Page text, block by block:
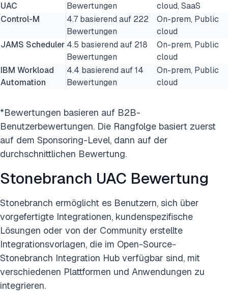
UAC
Bewertungen
cloud, SaaS
Control-M
4.7 basierend auf 222
Bewertungen
On-prem, Public
cloud
JAMS Scheduler 4.5 basierend auf 218
Bewertungen
On-prem, Public
cloud
IBM Workload
Automation
4.4 basierend auf 14
Bewertungen
On-prem, Public
cloud
*Bewertungen basieren auf B2B-
Benutzerbewertungen. Die Rangfolge basiert zuerst
auf dem Sponsoring-Level, dann auf der
durchschnittlichen Bewertung.
Stonebranch UAC Bewertung
Stonebranch ermöglicht es Benutzern, sich über
vorgefertigte Integrationen, kundenspezifische
Lösungen oder von der Community erstellte
Integrationsvorlagen, die im Open-Source-
Stonebranch Integration Hub verfügbar sind, mit
verschiedenen Plattformen und Anwendungen zu
integrieren.